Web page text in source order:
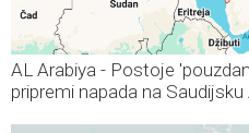
AL Arabiya - Postoje
pripremi napada na Saudijsku